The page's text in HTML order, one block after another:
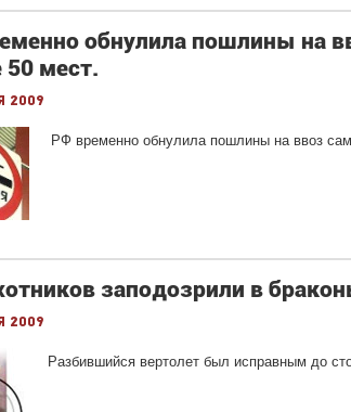
обнулила пошлины на
50 мест.
2009
РФ временно обнулила пошлины на ввоз
заподозрили в
2009
Разбившийся вертолет был исправным до